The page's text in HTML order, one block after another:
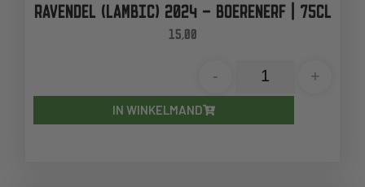
RAVENDEL (LAMBIC) 2024 – BOERENERF | 75CL
15,00
- +
IN WINKELMAND